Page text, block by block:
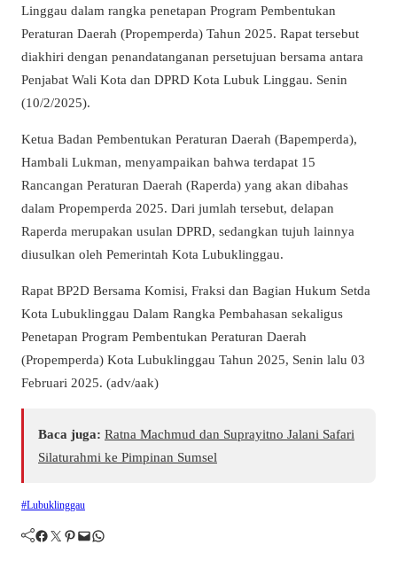
Linggau dalam rangka penetapan Program Pembentukan
Peraturan Daerah (Propemperda) Tahun 2025. Rapat tersebut
diakhiri dengan penandatanganan persetujuan bersama antara
Penjabat Wali Kota dan DPRD Kota Lubuk Linggau. Senin
(10/2/2025).
Ketua Badan Pembentukan Peraturan Daerah (Bapemperda),
Hambali Lukman, menyampaikan bahwa terdapat 15
Rancangan Peraturan Daerah (Raperda) yang akan dibahas
dalam Propemperda 2025. Dari jumlah tersebut, delapan
Raperda merupakan usulan DPRD, sedangkan tujuh lainnya
diusulkan oleh Pemerintah Kota Lubuklinggau.
Rapat BP2D Bersama Komisi, Fraksi dan Bagian Hukum Setda
Kota Lubuklinggau Dalam Rangka Pembahasan sekaligus
Penetapan Program Pembentukan Peraturan Daerah
(Propemperda) Kota Lubuklinggau Tahun 2025, Senin lalu 03
Februari 2025. (adv/aak)
Baca juga: Ratna Machmud dan Suprayitno Jalani Safari
Silaturahmi ke Pimpinan Sumsel
#Lubuklinggau
Facebook Twitter Pinterest Mail WhatsApp